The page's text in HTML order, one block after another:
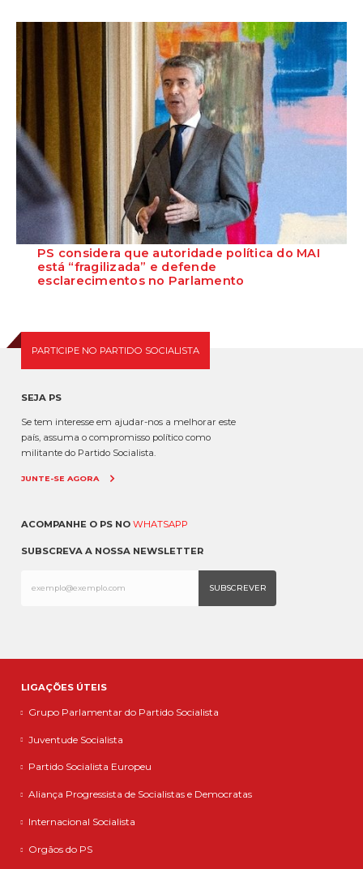
requerer a presença do minist...
PS considera que autoridade política do MAI
está “fragilizada” e defende
esclarecimentos no Parlamento
PARTICIPE NO PARTIDO SOCIALISTA
SEJA PS
Se tem interesse em ajudar-nos a melhorar este
país, assuma o compromisso político como
militante do Partido Socialista.
JUNTE-SE AGORA
ACOMPANHE O PS NO WHATSAPP
SUBSCREVA A NOSSA NEWSLETTER
LIGAÇÕES ÚTEIS
Grupo Parlamentar do Partido Socialista
Juventude Socialista
Partido Socialista Europeu
Aliança Progressista de Socialistas e Democratas
Internacional Socialista
Orgãos do PS